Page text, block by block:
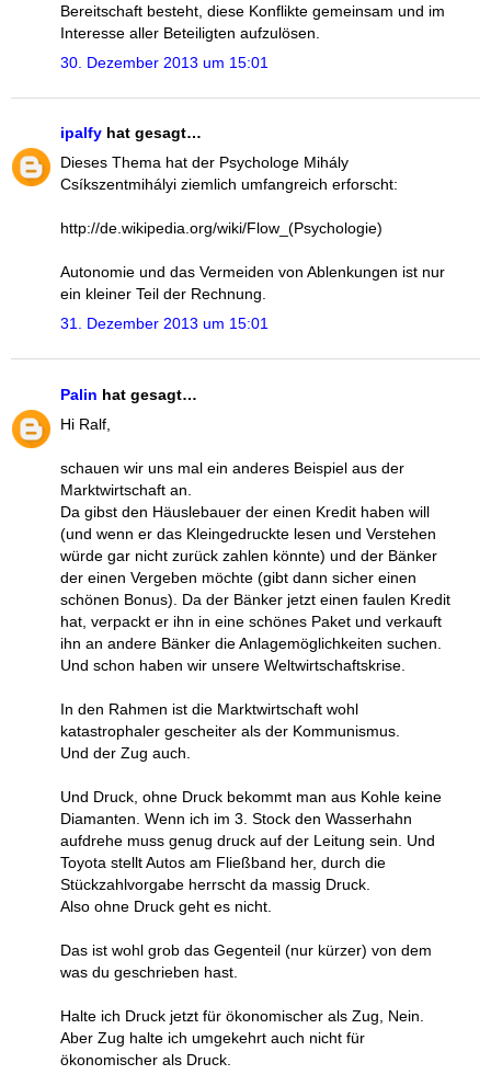
Bereitschaft besteht, diese Konflikte gemeinsam und im
Interesse aller Beteiligten aufzulösen.
30. Dezember 2013 um 15:01
ipalfy hat gesagt…
Dieses Thema hat der Psychologe Mihály
Csíkszentmihályi ziemlich umfangreich erforscht:
http://de.wikipedia.org/wiki/Flow_(Psychologie)
Autonomie und das Vermeiden von Ablenkungen ist nur
ein kleiner Teil der Rechnung.
31. Dezember 2013 um 15:01
Palin hat gesagt…
Hi Ralf,
schauen wir uns mal ein anderes Beispiel aus der
Marktwirtschaft an.
Da gibst den Häuslebauer der einen Kredit haben will
(und wenn er das Kleingedruckte lesen und Verstehen
würde gar nicht zurück zahlen könnte) und der Bänker
der einen Vergeben möchte (gibt dann sicher einen
schönen Bonus). Da der Bänker jetzt einen faulen Kredit
hat, verpackt er ihn in eine schönes Paket und verkauft
ihn an andere Bänker die Anlagemöglichkeiten suchen.
Und schon haben wir unsere Weltwirtschaftskrise.
In den Rahmen ist die Marktwirtschaft wohl
katastrophaler gescheiter als der Kommunismus.
Und der Zug auch.
Und Druck, ohne Druck bekommt man aus Kohle keine
Diamanten. Wenn ich im 3. Stock den Wasserhahn
aufdrehe muss genug druck auf der Leitung sein. Und
Toyota stellt Autos am Fließband her, durch die
Stückzahlvorgabe herrscht da massig Druck.
Also ohne Druck geht es nicht.
Das ist wohl grob das Gegenteil (nur kürzer) von dem
was du geschrieben hast.
Halte ich Druck jetzt für ökonomischer als Zug, Nein.
Aber Zug halte ich umgekehrt auch nicht für
ökonomischer als Druck.